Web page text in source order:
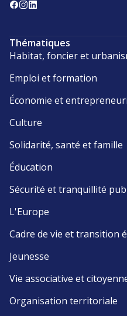
Thématiques
Habitat, foncier et
Emploi et formation
Économie et
Culture
Solidarité, santé et famille
Éducation
Sécurité et tranquillité
L'Europe
Cadre de vie et transition
Jeunesse
Vie associative et
Organisation territoriale